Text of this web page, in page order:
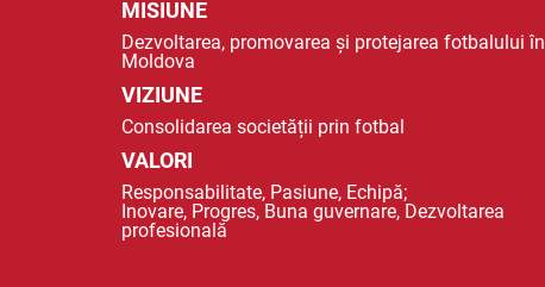
MISIUNE
Dezvoltarea, promovarea și protejarea fotbalului în
Moldova
VIZIUNE
Consolidarea societății prin fotbal
VALORI
Responsabilitate, Pasiune, Echipă;
Inovare, Progres, Buna guvernare, Dezvoltarea
profesională